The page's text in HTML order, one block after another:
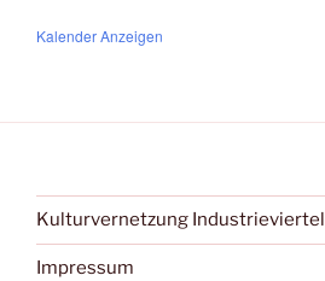
Kalender Anzeigen
Kulturvernetzung Industrieviertel
Impressum